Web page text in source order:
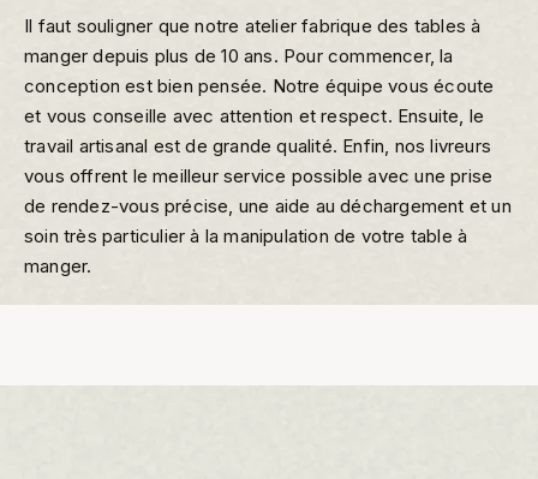
Il faut souligner que notre atelier fabrique des tables à
manger depuis plus de 10 ans. Pour commencer, la
conception est bien pensée. Notre équipe vous écoute
et vous conseille avec attention et respect. Ensuite, le
travail artisanal est de grande qualité. Enfin, nos livreurs
vous offrent le meilleur service possible avec une prise
de rendez-vous précise, une aide au déchargement et un
soin très particulier à la manipulation de votre table à
manger.